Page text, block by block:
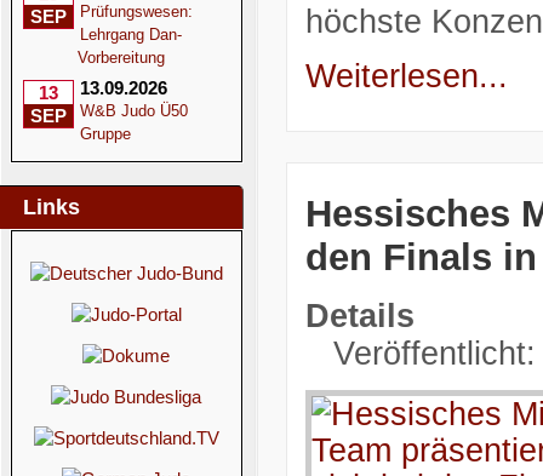
SEP
Prüfungswesen:
Lehrgang Dan-
Vorbereitung
13
SEP
13.09.2026
W&B Judo Ü50
Gruppe
Links
höchste
Weiterlesen...
Hessisches
den Finals
Details